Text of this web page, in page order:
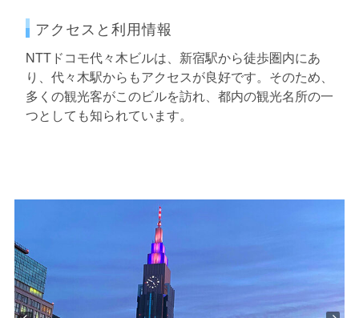
アクセスと利用情報
NTTドコモ代々木ビルは、新宿駅から徒歩圏内にあ
り、代々木駅からもアクセスが良好です。そのため、
多くの観光客がこのビルを訪れ、都内の観光名所の一
つとしても知られています。